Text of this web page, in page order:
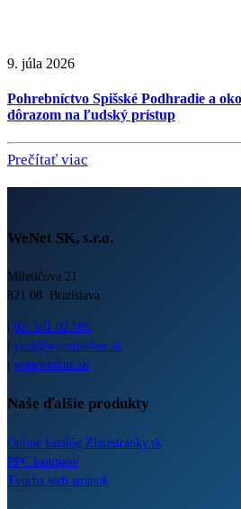
9. júla 2026
Pohrebníctvo Spišské Podhradie a
dôrazom na ľudský prístup
Prečítať viac
WeNet SK, s.r.o.
Miletičova 21
821 08 Bratislava
02/ 501 02 888
yext@wenetonline.sk
wenetonline.sk
Naše ďalšie produkty
Online katalóg Zlatéstránky.sk
PPC kampane
Tvorba web stránok